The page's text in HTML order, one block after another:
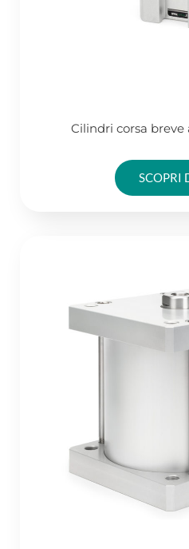
Cilindri corsa breve
SCOPRI